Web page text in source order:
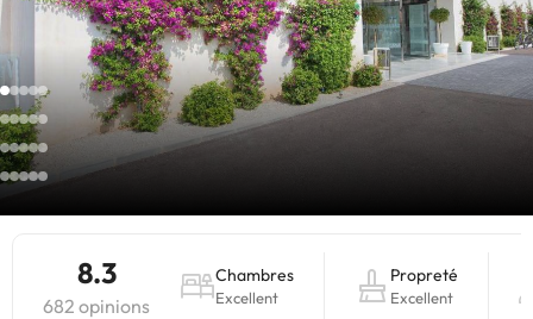
8.3
682 opinions
Chambres
Excellent
Propreté
Excellent